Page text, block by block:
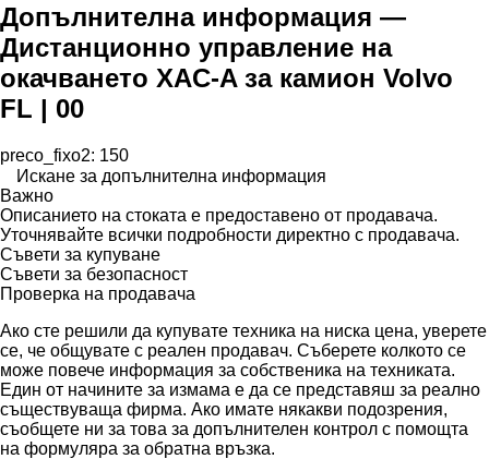
Допълнителна информация —
Дистанционно управление на
окачването XAC-A за камион Volvo
FL | 00
preco_fixo2: 150
Искане за допълнителна информация
Важно
Описанието на стоката е предоставено от продавача.
Уточнявайте всички подробности директно с продавача.
Съвети за купуване
Съвети за безопасност
Проверка на продавача
Ако сте решили да купувате техника на ниска цена, уверете
се, че общувате с реален продавач. Съберете колкото се
може повече информация за собственика на техниката.
Един от начините за измама е да се представяш за реално
съществуваща фирма. Ако имате някакви подозрения,
съобщете ни за това за допълнителен контрол с помощта
на формуляра за обратна връзка.